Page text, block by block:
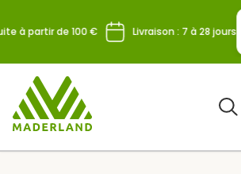
toà partir de 100 € Livraison : 7 à 28 jours